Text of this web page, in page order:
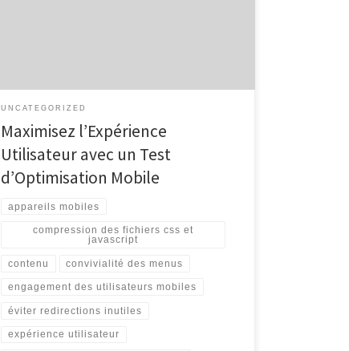
UNCATEGORIZED
Maximisez l’Expérience
Utilisateur avec un Test
d’Optimisation Mobile
appareils mobiles
compression des fichiers css et
javascript
contenu convivialité des menus
engagement des utilisateurs mobiles
éviter redirections inutiles
expérience utilisateur